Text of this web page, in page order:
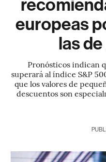
europeas
las de
Pronósticos indican
superará al índice S&P
que los valores de
descuentos son